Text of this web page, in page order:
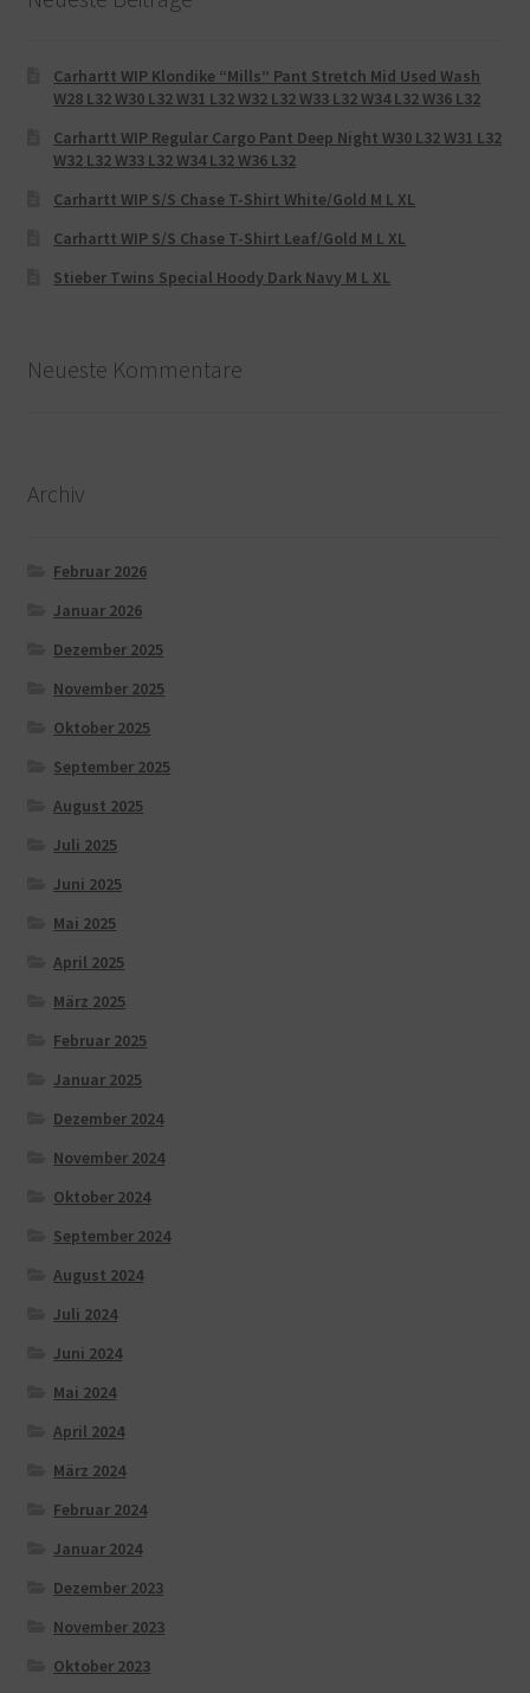
Carhartt WIP Klondike “Mills“ Pant Stretch Mid Used Wash
W28 L32 W30 L32 W31 L32 W32 L32 W33 L32 W34 L32 W36 L32
Carhartt WIP Regular Cargo Pant Deep Night W30 L32 W31 L32
W32 L32 W33 L32 W34 L32 W36 L32
Carhartt WIP S/S Chase T-Shirt White/Gold M L XL
Carhartt WIP S/S Chase T-Shirt Leaf/Gold M L XL
Stieber Twins Special Hoody Dark Navy M L XL
Neueste Kommentare
Archiv
Februar 2026
Januar 2026
Dezember 2025
November 2025
Oktober 2025
September 2025
August 2025
Juli 2025
Juni 2025
Mai 2025
April 2025
März 2025
Februar 2025
Januar 2025
Dezember 2024
November 2024
Oktober 2024
September 2024
August 2024
Juli 2024
Juni 2024
Mai 2024
April 2024
März 2024
Februar 2024
Januar 2024
Dezember 2023
November 2023
Oktober 2023